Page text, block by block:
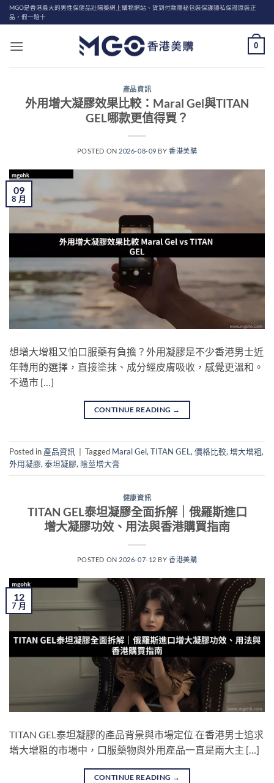
Skip
to
MGO是香港最大的男性保健品壯陽藥網上購物網站、貨到付款隱秘包裝保護隱私保證原裝正
品，假一賠十
0
產品資訊
外用增大凝膠效果比較：Maral Gel與TITAN
GEL哪款更值得買？
POSTED ON 2026-08-09 BY香港美購
09
8 月
想增大增粗又怕口服藥有負擔？外用凝膠是不少香港男士近
年轉用的選擇，直接塗抹、成分經皮膚吸收，感覺更溫和。
不過市 […]
CONTINUE READING →
Posted in 產品資訊 Tagged Maral Gel,TITAN GEL,價格比較,增大增粗,
外用凝膠,泰坦凝膠, 陰莖增大膏
健康資訊
TITAN GEL泰坦凝膠全面拆解｜俄羅斯進口
增大凝膠功效、用法與香港購買指南
POSTED ON 2026-07-12 BY香港美購
12
7 月
TITAN GEL泰坦凝膠的產品背景與市場定位 在香港男士追求
增大增粗的市場中，口服藥物與外用產品一直是兩大主 […]
CONTINUE READING →